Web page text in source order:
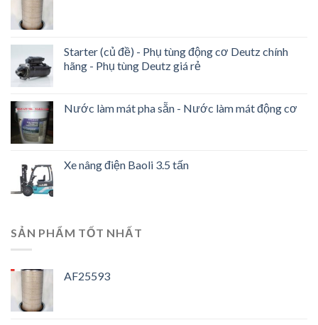
Starter (củ đề) - Phụ tùng động cơ Deutz chính
hãng - Phụ tùng Deutz giá rẻ
Nước làm mát pha sẵn - Nước làm mát động cơ
Xe nâng điện Baoli 3.5 tấn
SẢN PHẨM TỐT NHẤT
AF25593